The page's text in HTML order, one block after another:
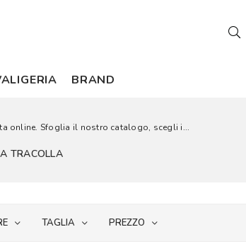
BRAND
online. Sfoglia il nostro catalogo, scegli i...
TRACOLLA
TAGLIA PREZZO